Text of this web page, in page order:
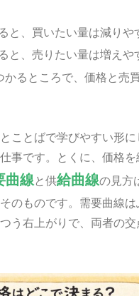
と、買いたい量は減りや
と、売りたい量は増えや
かるところで、価格と売
ことばで学びやすい形
事です。とくに、価格
曲線と供給曲線の見方
のものです。需要曲線
う右上がりで、両者の